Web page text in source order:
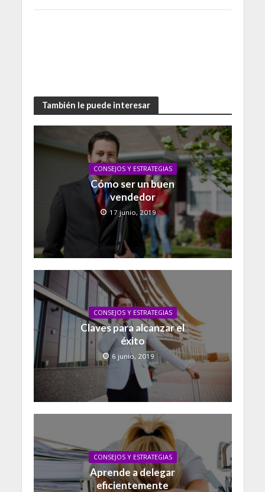
También le puede interesar
CONSEJOS Y ESTRATEGIAS
Cómo ser un buen
vendedor
17 junio, 2019
CONSEJOS Y ESTRATEGIAS
Claves para alcanzar el
éxito
6 junio, 2019
CONSEJOS Y ESTRATEGIAS
Aprende a delegar
eficientemente